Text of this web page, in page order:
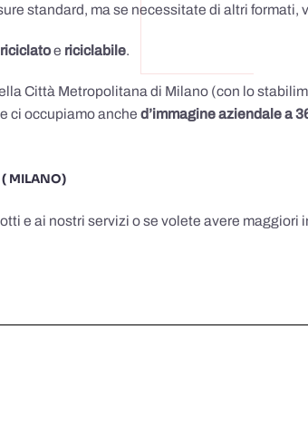
standard, ma se necessitate di altri formati,
riciclatoe riciclabile.
Città Metropolitana di Milano (con lo
ci occupiamo anche d’immagine aziendale a
( MILANO)
e ai nostri servizi o se volete avere maggiori